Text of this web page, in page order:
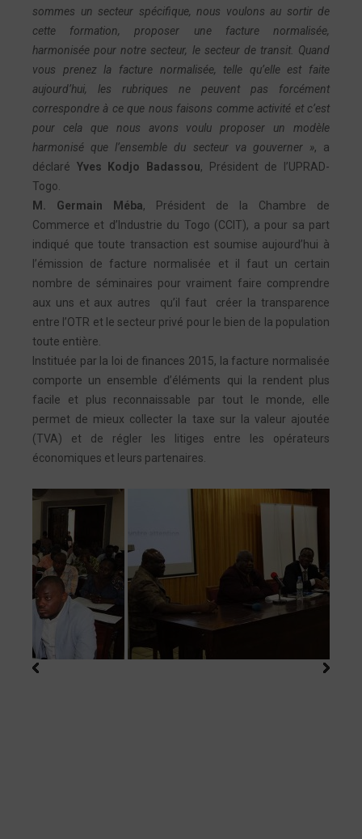
sommes un secteur spécifique, nous voulons au sortir de
cette formation, proposer une facture normalisée,
harmonisée pour notre secteur, le secteur de transit. Quand
vous prenez la facture normalisée, telle qu’elle est faite
aujourd’hui, les rubriques ne peuvent pas forcément
correspondre à ce que nous faisons comme activité et c’est
pour cela que nous avons voulu proposer un modèle
harmonisé que l’ensemble du secteur va gouverner », a
déclaré Yves Kodjo Badassou, Président de l’UPRAD-
Togo.
M. Germain Méba, Président de la Chambre de
Commerce et d’Industrie du Togo (CCIT), a pour sa part
indiqué que toute transaction est soumise aujourd’hui à
l’émission de facture normalisée et il faut un certain
nombre de séminaires pour vraiment faire comprendre
aux uns et aux autres qu’il faut créer la transparence
entre l’OTR et le secteur privé pour le bien de la population
toute entière.
Instituée par la loi de finances 2015, la facture normalisée
comporte un ensemble d’éléments qui la rendent plus
facile et plus reconnaissable par tout le monde, elle
permet de mieux collecter la taxe sur la valeur ajoutée
(TVA) et de régler les litiges entre les opérateurs
économiques et leurs partenaires.